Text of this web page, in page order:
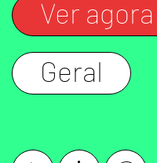
Ver agora
Geral